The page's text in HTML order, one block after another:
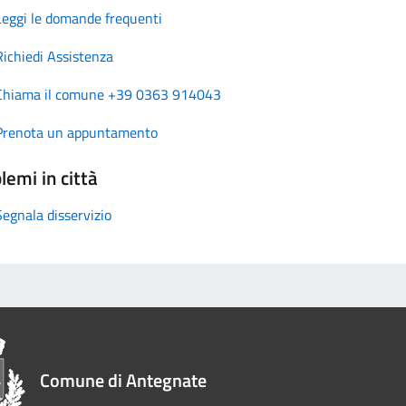
le domande frequenti
Assistenza
il comune +39 0363 914043
un appuntamento
in città
disservizio
Comune di Antegnate